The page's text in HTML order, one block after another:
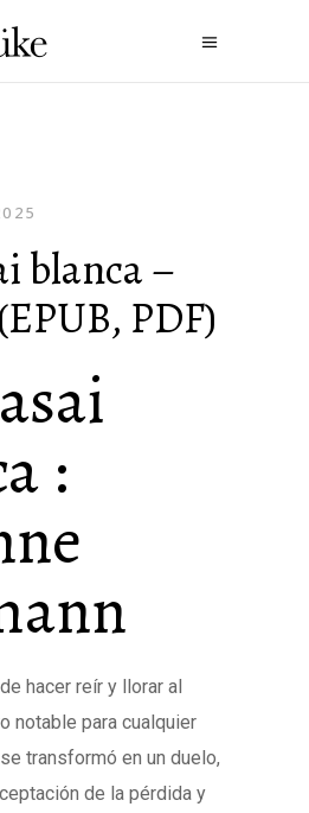
blanca –
PDF)
:
hacer reír y llorar al
notable para cualquier
transformó en un duelo,
de la pérdida y